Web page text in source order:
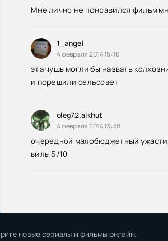
Мне лично не понравился фильм
1_angel
4 февраля 2014 15:16
эта чушь могли бы назвать
и порешили сельсовет
oleg72.alkhut
4 февраля 2014 13:30
очередной малобюджетный
вилы 5/10
новые сериалы и фильмы онлайн.